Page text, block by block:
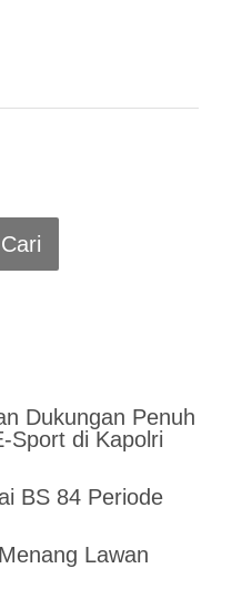
Cari
Dukungan Penuh
Sport di Kapolri
BS 84 Periode
Lawan